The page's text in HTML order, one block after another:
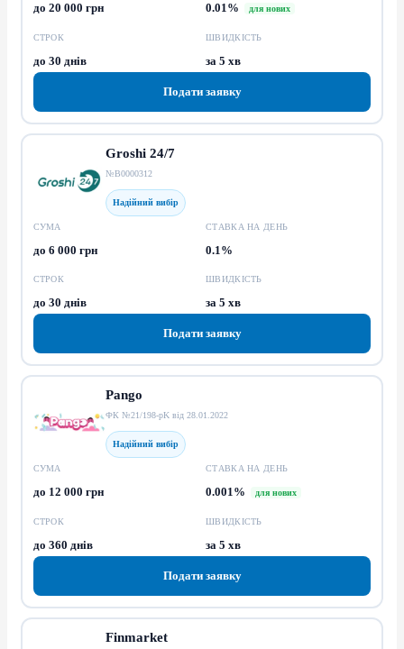
до 20 000 грн 0.01% для нових
СТРОК
до 30 днів
ШВИДКІСТЬ
за 5 хв
Подати заявку
Groshi 24/7
№В0000312
Надійний вибір
СУМА
до 6 000 грн
СТАВКА НА ДЕНЬ
0.1%
СТРОК
до 30 днів
ШВИДКІСТЬ
за 5 хв
Подати заявку
Pango
ФК №21/198-pK від 28.01.2022
Надійний вибір
СУМА
до 12 000 грн
СТАВКА НА ДЕНЬ
0.001% для нових
СТРОК
до 360 днів
ШВИДКІСТЬ
за 5 хв
Подати заявку
Finmarket